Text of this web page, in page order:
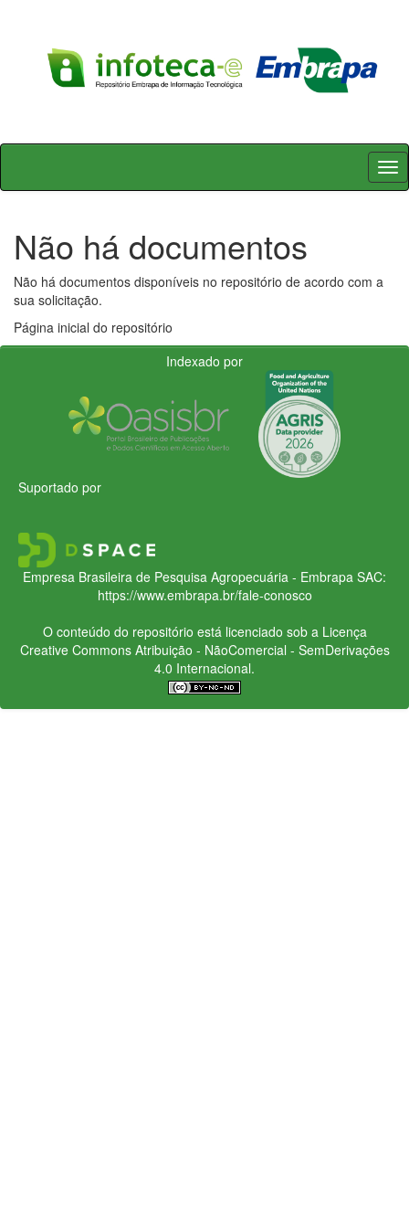
Skip
Não há documentos
Não há documentos disponíveis no repositório de acordo com a
sua solicitação.
Página inicial do repositório
Indexado por
Suportado por
Empresa Brasileira de Pesquisa Agropecuária - Embrapa SAC:
https://www.embrapa.br/fale-conosco
O conteúdo do repositório está licenciado sob a Licença
Creative CommonsAtribuição - NãoComercial - SemDerivações
4.0 Internacional.